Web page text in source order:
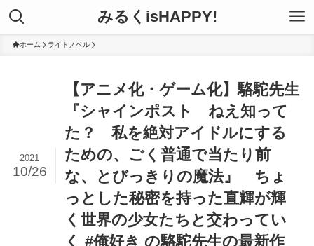
みるくisHAPPY!
ホーム ライトノベル
【アニメ化・ゲーム化】駱駝先生
『シャインポスト ねえ知って
た？ 私を絶対アイドルにする
ための、ごく普通で当たり前
な、とびっきりの魔法』 ちょ
っとした秘密を持った直輝が輝
く世界の少女たちと交わってい
く #俺好き の駱駝先生の最新作
2021
10/26